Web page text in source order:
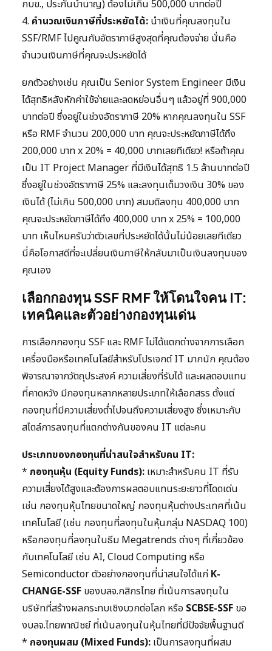
กบข., ประกันบำนาญ) ต้องไม่เกิน 500,000 บาทต่อปี
4. คำนวณเงินภาษีที่ประหยัดได้: นำเงินที่คุณลงทุนใน
SSF/RMF ไปคูณกับอัตราภาษีสูงสุดที่คุณต้องจ่าย นั่นคือ
จำนวนเงินภาษีที่คุณจะประหยัดได้
ยกตัวอย่างเช่น คุณเป็น Senior System Engineer มีเงิน
ได้สุทธิหลังหักค่าใช้จ่ายและลดหย่อนอื่นๆ แล้วอยู่ที่ 900,000
บาทต่อปี ซึ่งอยู่ในช่วงอัตราภาษี 20% หากคุณลงทุนใน SSF
หรือ RMF จำนวน 200,000 บาท คุณจะประหยัดภาษีได้ถึง
200,000 บาท x 20% = 40,000 บาทเลยทีเดียว! หรือถ้าคุณ
เป็น IT Project Manager ที่มีเงินได้สุทธิ 1.5 ล้านบาทต่อปี
ซึ่งอยู่ในช่วงอัตราภาษี 25% และลงทุนเต็มวงเงิน 30% ของ
เงินได้ (ไม่เกิน 500,000 บาท) สมมติลงทุน 400,000 บาท
คุณจะประหยัดภาษีได้ถึง 400,000 บาท x 25% = 100,000
บาท เห็นไหมครับว่าตัวเลขที่ประหยัดได้นั้นไม่น้อยเลยทีเดียว
นี่คือโอกาสดีที่จะเปลี่ยนเงินภาษีให้กลับมาเป็นเงินลงทุนของ
คุณเอง
เลือกกองทุน SSF RMF ให้โดนใจคน IT:
เทคนิคและตัวอย่างกองทุนเด่น
การเลือกกองทุน SSF และ RMF ไม่ได้แตกต่างจากการเลือก
เครื่องมือหรือเทคโนโลยีสำหรับโปรเจกต์ IT มากนัก คุณต้อง
พิจารณาจากวัตถุประสงค์ ความเสี่ยงที่รับได้ และผลตอบแทน
ที่คาดหวัง มีกองทุนหลากหลายประเภทให้เลือกสรร ตั้งแต่
กองทุนที่มีความเสี่ยงต่ำไปจนถึงความเสี่ยงสูง ซึ่งเหมาะกับ
สไตล์การลงทุนที่แตกต่างกันของคน IT แต่ละคน
ประเภทของกองทุนที่น่าสนใจสำหรับคน IT:
* กองทุนหุ้น (Equity Funds): เหมาะสำหรับคน IT ที่รับ
ความเสี่ยงได้สูงและต้องการผลตอบแทนระยะยาวที่โดดเด่น
เช่น กองทุนหุ้นไทยขนาดใหญ่ กองทุนหุ้นต่างประเทศที่เน้น
เทคโนโลยี (เช่น กองทุนที่ลงทุนในหุ้นกลุ่ม NASDAQ 100)
หรือกองทุนที่ลงทุนในธีม Megatrends ต่างๆ ที่เกี่ยวข้อง
กับเทคโนโลยี เช่น AI, Cloud Computing หรือ
Semiconductor ตัวอย่างกองทุนที่น่าสนใจได้แก่ K-
CHANGE-SSF ของบลจ.กสิกรไทย ที่เน้นการลงทุนใน
บริษัทที่สร้างผลกระทบเชิงบวกต่อโลก หรือ SCBSE-SSF ขอ
งบลจ.ไทยพาณิชย์ ที่เน้นลงทุนในหุ้นไทยที่มีปัจจัยพื้นฐานดี
* กองทุนผสม (Mixed Funds): เป็นการลงทุนที่ผสม